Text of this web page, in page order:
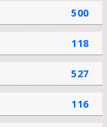
500
118
527
116